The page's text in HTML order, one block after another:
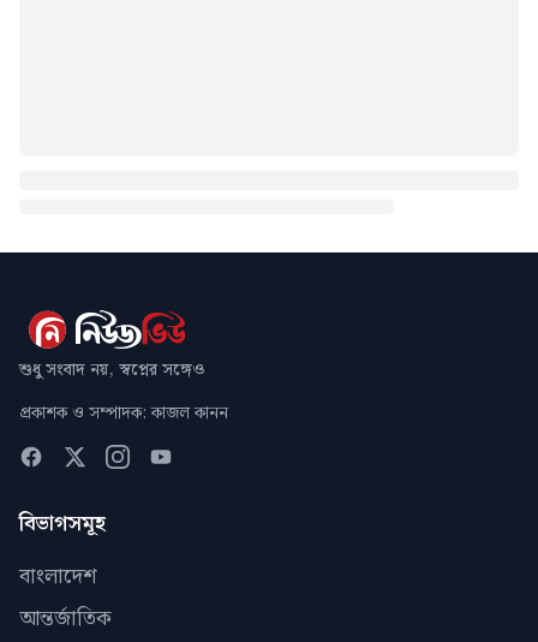
শুধু সংবাদ নয়, স্বপ্নের সঙ্গেও
প্রকাশক ও সম্পাদক: কাজল কানন
বিভাগসমূহ
বাংলাদেশ
আন্তর্জাতিক